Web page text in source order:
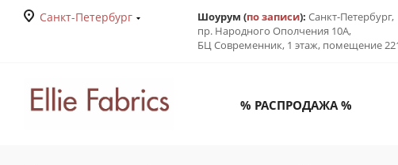
Санкт-Петербург Шоурум (по записи): Санкт-Петербург,
пр. Народного Ополчения 10А,
БЦ Современник, 1 этаж, помещение
% РАСПРОДАЖА %